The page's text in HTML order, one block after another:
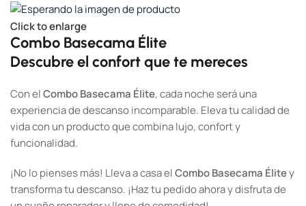
Click to enlarge
Combo Basecama Élite
Descubre el confort que te mereces
Con elCombo Basecama Élite, cada noche será una
experiencia de descanso incomparable. Eleva tu calidad de
vida con un producto que combina lujo, confort y
funcionalidad.
¡No lo pienses más! Lleva a casa elCombo Basecama Élitey
transforma tu descanso. ¡Haz tu pedido ahora y disfruta de